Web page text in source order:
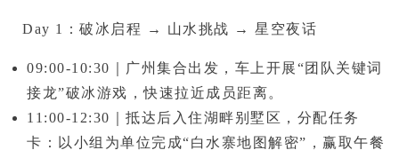
Day 1：破冰启程 → 山水挑战 → 星空夜话
09:00-10:30 ｜广州集合出发，车上开展“团队关键词
接龙”破冰游戏 ，快速拉近成员距离。
11:00-12:30 ｜抵达后入住湖畔别墅区 ，分配任务
卡：以小组为单位完成“白水寨地图解密” ，赢取午餐